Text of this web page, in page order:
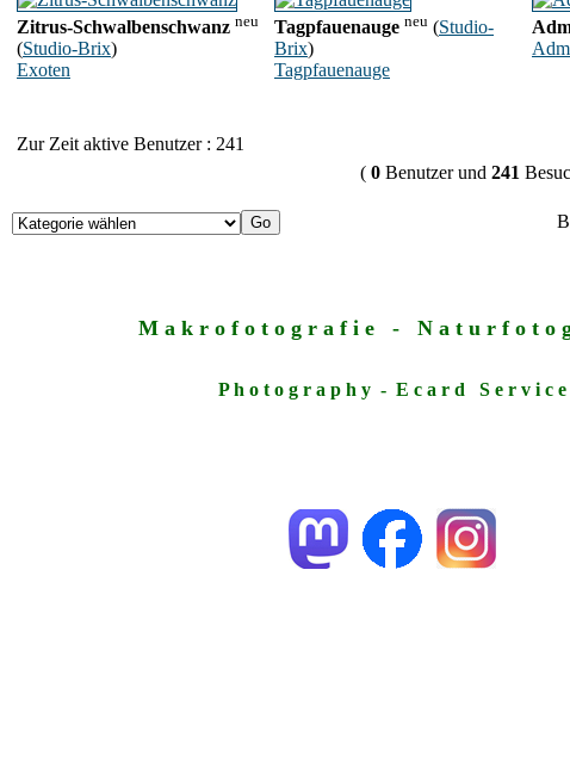
Zitrus-Schwalbenschwanz neu
(Studio-Brix)
Exoten
Tagpfauenauge neu (Studio-
Brix)
Tagpfauenauge
Zur Zeit aktive Benutzer : 241
( 0 Benutzer und 241
M a k r o f o t o g r a f i e - N a t u r f o t o
P h o t o g r a p h y - E c a r d S e r v i c e